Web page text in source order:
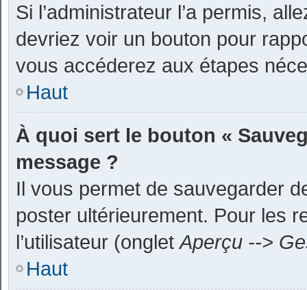
Si l’administrateur l’a permis,
devriez voir un bouton pour
vous accéderez aux étapes
Haut
À quoi sert le bouton «
message ?
Il vous permet de sauvegarder
poster ultérieurement. Pour les
l’utilisateur (ongletAperçu -->
Haut